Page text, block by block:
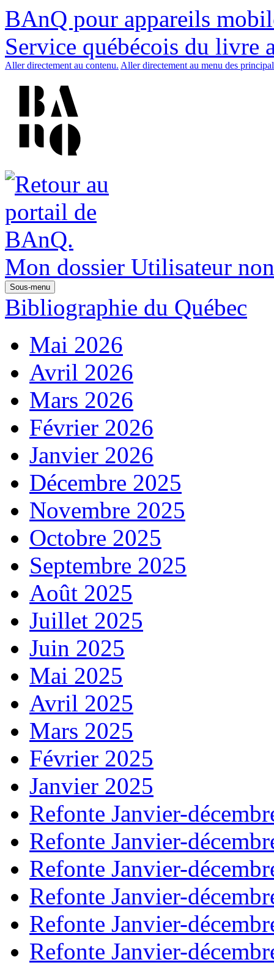
BAnQ pour appareils
Service québécois du livre
Aller directement au contenu. Aller directement au menu des
Mon dossier Utilisateur
Sous-menu
Bibliographie du Québec
Mai 2026
Avril 2026
Mars 2026
Février 2026
Janvier 2026
Décembre 2025
Novembre 2025
Octobre 2025
Septembre 2025
Août 2025
Juillet 2025
Juin 2025
Mai 2025
Avril 2025
Mars 2025
Février 2025
Janvier 2025
Refonte Janvier-
Refonte Janvier-
Refonte Janvier-
Refonte Janvier-
Refonte Janvier-
Refonte Janvier-